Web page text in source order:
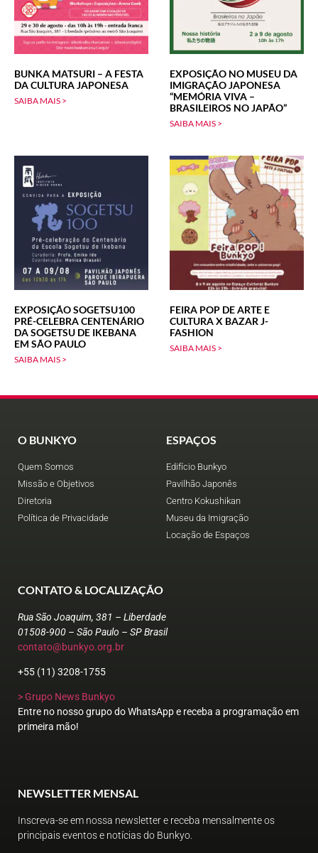
BUNKA MATSURI – A FESTA
DA CULTURA JAPONESA
SAIBA MAIS >
EXPOSIÇÃO NO MUSEU DA
IMIGRAÇÃO JAPONESA
“MEMÓRIA VIVA –
BRASILEIROS NO JAPÃO”
SAIBA MAIS >
EXPOSIÇÃO SOGETSU100
PRÉ-CELEBRA CENTENÁRIO
DA SOGETSU DE IKEBANA
EM SÃO PAULO
SAIBA MAIS >
FEIRA POP DE ARTE E
CULTURA X BAZAR J-
FASHION
SAIBA MAIS >
O BUNKYO
Quem Somos
Missão e Objetivos
Diretoria
Política de Privacidade
ESPAÇOS
Edifício Bunkyo
Pavilhão Japonês
Centro Kokushikan
Museu da Imigração
Locação de Espaços
CONTATO & LOCALIZAÇÃO
Rua São Joaquim, 381 – Liberdade
01508-900 – São Paulo – SP Brasil
contato@bunkyo.org.br
+55 (11) 3208-1755
> Grupo News Bunkyo
Entre no nosso grupo do WhatsApp e receba a programação em
primeira mão!
NEWSLETTER MENSAL
Inscreva-se em nossa newsletter e receba mensalmente os
principais eventos e notícias do Bunkyo.